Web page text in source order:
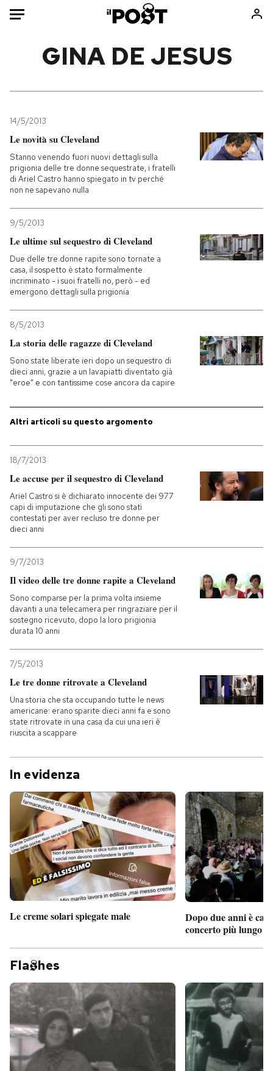
Mondo
Politica
Tecnologia
Internet
Scienza
Cultura
Economia
Sport
Storie/Idee
Ok Boomer!
Europa
Mondiali calcio 2026
PODCAST
NEWSLETTER
I MIEI PREFERITI
SHOP
CALENDARIO
AREA PERSONALE
Entra
GINA DE JESUS
14/5/2013
Le novità su Cleveland
Stanno venendo fuori nuovi dettagli sulla
prigionia delle tre donne sequestrate, i fratelli
di Ariel Castro hanno spiegato in tv perché
non ne sapevano nulla
9/5/2013
Le ultime sul sequestro di Cleveland
Due delle tre donne rapite sono tornate a
casa, il sospetto è stato formalmente
incriminato - i suoi fratelli no, però - ed
emergono dettagli sulla prigionia
8/5/2013
La storia delle ragazze di Cleveland
Sono state liberate ieri dopo un sequestro di
dieci anni, grazie a un lavapiatti diventato già
"eroe" e con tantissime cose ancora da capire
Altri articoli su questo argomento
18/7/2013
Le accuse per il sequestro di Cleveland
Ariel Castro si è dichiarato innocente dei 977
capi di imputazione che gli sono stati
contestati per aver recluso tre donne per
dieci anni
9/7/2013
Il video delle tre donne rapite a Cleveland
Sono comparse per la prima volta insieme
davanti a una telecamera per ringraziare per il
sostegno ricevuto, dopo la loro prigionia
durata 10 anni
7/5/2013
Le tre donne ritrovate a Cleveland
Una storia che sta occupando tutte le news
americane: erano sparite dieci anni fa e sono
state ritrovate in una casa da cui una ieri è
riuscita a scappare
In evidenza
Le creme solari spiegate male
Dopo due anni è
concerto più lungo
Fla hes